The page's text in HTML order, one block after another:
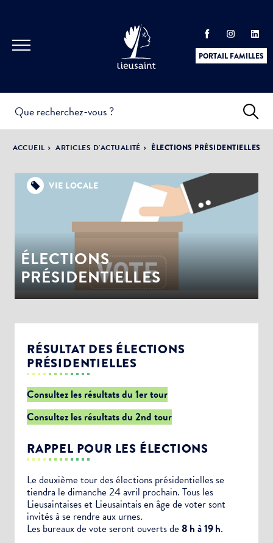
PORTAIL FAMILLES
PRATIQUES &
DÉMARCHES
ACTUALITÉS &
ÉVÈNEMENTS
LA VILLE
DÉMOCRATIE
PARTICIPATIVE
ACCUEIL ARTICLES D'ACTUALITÉ ÉLECTIONS PRÉSIDENTIELLES
VIE LOCALE
ÉLECTIONS
PRÉSIDENTIELLES
RÉSULTAT DES ÉLECTIONS
PRÉSIDENTIELLES
Consultez les résultats du 1er tour
Consultez les résultats du 2nd tour
RAPPEL POUR LES ÉLECTIONS
Le deuxième tour des élections présidentielles se
tiendra le dimanche 24 avril prochain. Tous les
Lieusaintaises et Lieusaintais en âge de voter sont
invités à se rendre aux urnes.
Les bureaux de vote seront ouverts de 8 h à 19 h.